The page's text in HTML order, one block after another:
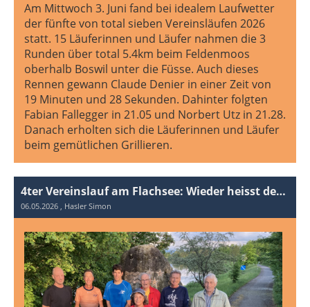
Am Mittwoch 3. Juni fand bei idealem Laufwetter
der fünfte von total sieben Vereinsläufen 2026
statt. 15 Läuferinnen und Läufer nahmen die 3
Runden über total 5.4km beim Feldenmoos
oberhalb Boswil unter die Füsse. Auch dieses
Rennen gewann Claude Denier in einer Zeit von
19 Minuten und 28 Sekunden. Dahinter folgten
Fabian Fallegger in 21.05 und Norbert Utz in 21.28.
Danach erholten sich die Läuferinnen und Läufer
beim gemütlichen Grillieren.
4ter Vereinslauf am Flachsee: Wieder heisst der Sieger Claude Denier!
06.05.2026 , Hasler Simon